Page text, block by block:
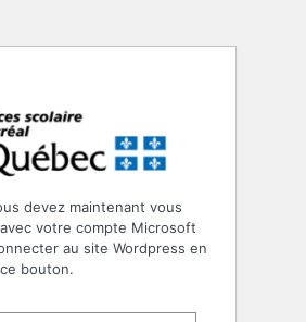
devez maintenant vous
votre compte Microsoft
au site Wordpress en
bouton.